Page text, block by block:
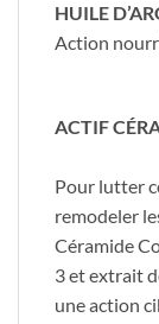
HUILE
Action
ACTIF
Pour lutter
remodeler
Céramide
3 et extrait
une action